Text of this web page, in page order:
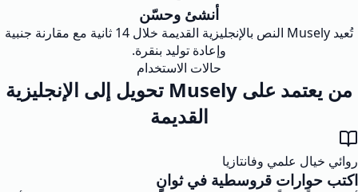
أنشئ وحسّن
تُعيد Musely النص بالإنجليزية القديمة خلال 14 ثانية مع مقارنة جنبية
وإعادة توليد بنقرة.
حالات الاستخدام
من يعتمد على Musely تحويل إلى الإنجليزية
القديمة
علمي وفانتازيا
قروسطية في ثوانٍ